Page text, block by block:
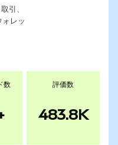
引、
レッ
数 評価数
483.8K